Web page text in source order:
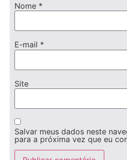
Nome *
E-mail *
Site
Salvar meus dados neste
para a próxima vez que eu